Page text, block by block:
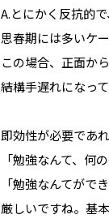
A.とにかく反抗的
思春期には多いケ
この場合、正面か
結構手遅れになって
即効性が必要であ
「勉強なんて、何
「勉強なんてがで
厳しいですね。基